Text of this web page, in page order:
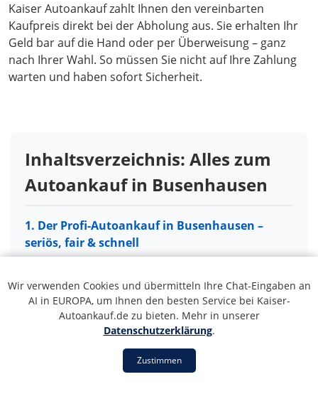
Kaiser Autoankauf zahlt Ihnen den vereinbarten
Kaufpreis direkt bei der Abholung aus. Sie erhalten Ihr
Geld bar auf die Hand oder per Überweisung – ganz
nach Ihrer Wahl. So müssen Sie nicht auf Ihre Zahlung
warten und haben sofort Sicherheit.
Inhaltsverzeichnis: Alles zum
Autoankauf in Busenhausen
1. Der Profi-Autoankauf in Busenhausen –
seriös, fair & schnell
für Ihr Schrott- oder Unfallfahrzeug
3. So einfach läuft der Autoankauf in
Busenhausen ab
4. Unser Servicegebiet: Autoankauf in ganz
Busenhausen und Umgebung
Wir verwenden Cookies und übermitteln Ihre Chat-Eingaben an
AI in EUROPA, um Ihnen den besten Service bei Kaiser-
Autoankauf.de zu bieten. Mehr in unserer
Datenschutzerklärung.
Zustimmen